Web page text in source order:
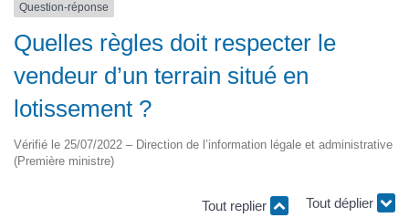
Question-réponse
Quelles règles doit respecter le
vendeur d’un terrain situé en
lotissement ?
Vérifié le 25/07/2022 – Direction de l’information légale et administrative
(Première ministre)
Tout replier Tout déplier